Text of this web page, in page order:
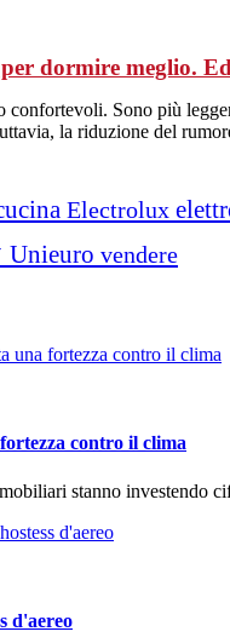
dormire meglio.
Sono più
la riduzione del
Electrolux
Unieuro vendere
contro il clima
stanno investendo
d'aereo